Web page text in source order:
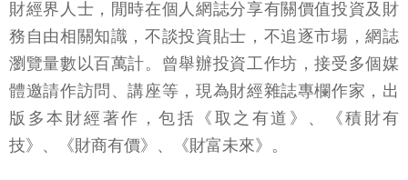
財經界人士，閒時在個人網誌分享有關價值投資及財
務自由相關知識，不談投資貼士，不追逐市場，網誌
瀏覽量數以百萬計。曾舉辦投資工作坊，接受多個媒
體邀請作訪問、講座等，現為財經雜誌專欄作家，出
版多本財經著作，包括《取之有道》、《積財有
技》、《財商有價》、《財富未來》。